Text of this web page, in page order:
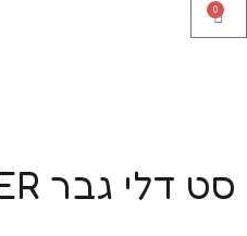
0עגלת
קניות
סט דלי גבר SILVER